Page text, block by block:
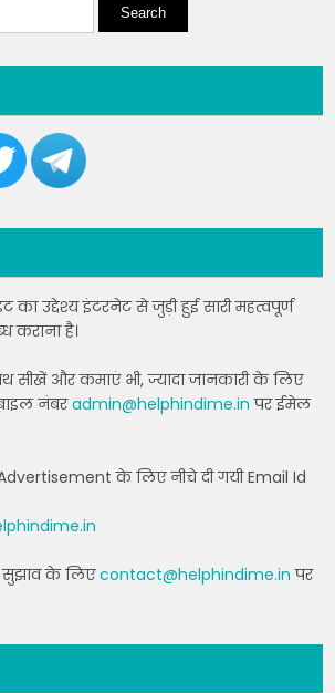
का उद्देश्य इंटरनेट से जुड़ी हुई सारी महत्वपूर्ण
कराना है।
सीखें और कमाएं भी, ज्यादा जानकारी के लिए
नंबरadmin@helphindime.in पर ईमेल
के लिए नीचे दी गयी Email Id
सुझाव के लिएcontact@helphindime.in पर